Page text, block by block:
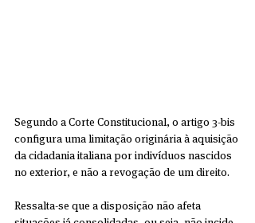
Segundo a Corte Constitucional, o artigo 3-bis
configura uma limitação originária à aquisição
da cidadania italiana por indivíduos nascidos
no exterior, e não a revogação de um direito.
Ressalta-se que a disposição não afeta